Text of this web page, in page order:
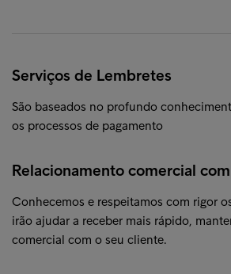
Serviços de Lembretes
São baseados no profundo
os processos de pagamento
Relacionamento comercial
Conhecemos e respeitamos com rigor
irão ajudar a receber mais rápido,
comercial com o seu cliente.